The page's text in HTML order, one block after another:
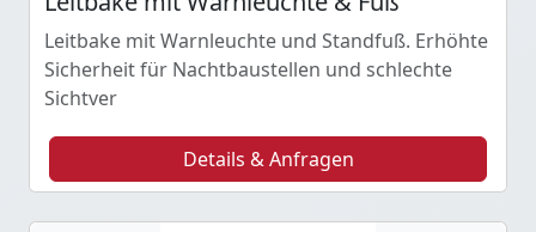
Leitbake mit Warnleuchte und Standfuß. Erhöhte
Sicherheit für Nachtbaustellen und schlechte
Sichtver
Details & Anfragen